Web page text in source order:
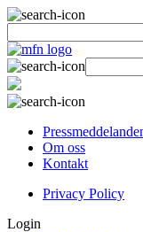
Om oss
Kontakt
Privacy Policy
Login